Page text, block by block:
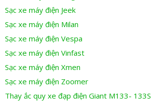
Sạc xe máy điện Jeek
Sạc xe máy điện Milan
Sạc xe máy điện Vespa
Sạc xe máy điện Vinfast
Sạc xe máy điện Xmen
Sạc xe máy điện Zoomer
Thay ắc quy xe đạp điện Giant M133- 133S